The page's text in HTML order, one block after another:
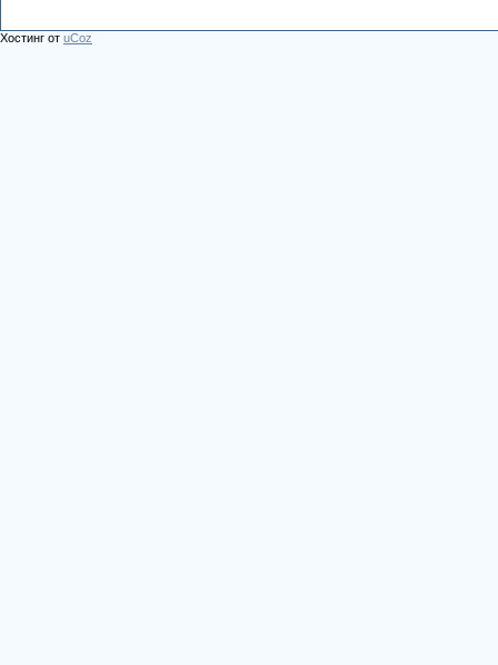
Хостинг от uCoz